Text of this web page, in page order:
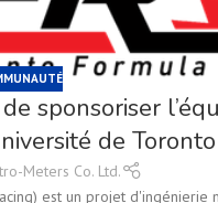
sponsoriser
de
Meters Co. Ltd.
est un projet d'ingénierie